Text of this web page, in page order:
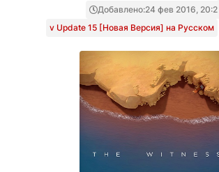
Добавлено:24 фев 2016, 20:29
v Update 15 [Новая Версия] на Русском